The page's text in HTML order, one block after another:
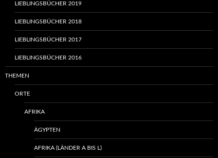
LIEBLINGSBÜCHER 2019
LIEBLINGSBÜCHER 2018
LIEBLINGSBÜCHER 2017
LIEBLINGSBÜCHER 2016
THEMEN
ORTE
AFRIKA
ÄGYPTEN
AFRIKA (LÄNDER A BIS L)